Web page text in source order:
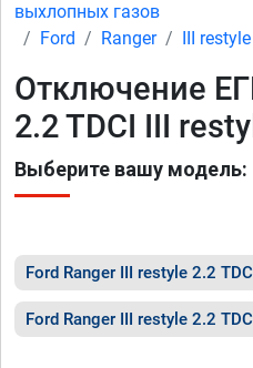
выхлопных газов
Ford
Ranger III
Отключение
2.2 TDCI III
Выберите вашу модель:
Ford Ranger III restyle 2.2
Ford Ranger III restyle 2.2